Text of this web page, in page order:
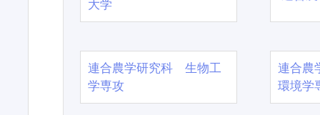
大学
連合農学研究科 生物工
学専攻
連合農
環境学